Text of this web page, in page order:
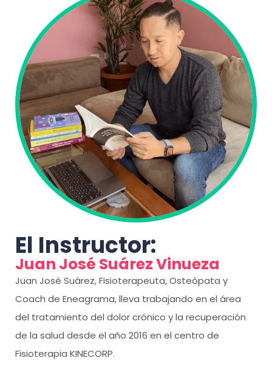
El Instructor:
Juan José Suárez Vinueza
Juan José Suárez, Fisioterapeuta, Osteópata y
Coach de Eneagrama, lleva trabajando en el área
del tratamiento del dolor crónico y la recuperación
de la salud desde el año 2016 en el centro de
Fisioterapia KINECORP.